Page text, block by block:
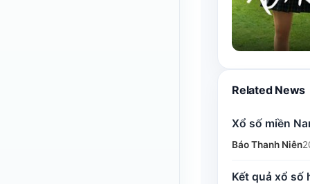
Related News
Xổ số miền
Báo Thanh Niên
Kết quả xổ số